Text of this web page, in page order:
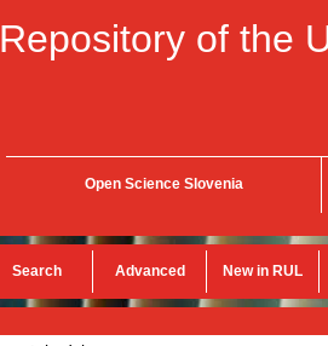
Repository of the
Open Science Slovenia
Search Advanced New in RUL